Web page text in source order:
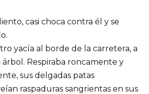
casi choca contra él y se
yacía al borde de la carretera, a
árbol. Respiraba roncamente y
sus delgadas patas
raspaduras sangrientas en sus